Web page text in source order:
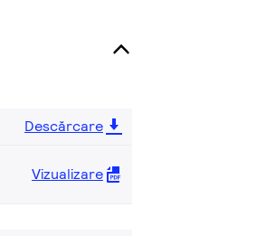
Descărcare
Vizualizare